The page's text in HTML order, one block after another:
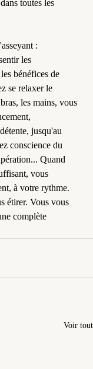
:
les
bénéfices de
se relaxer le
les mains, vous
jusqu'au
conscience du
Quand
vous
à votre rythme.
étirer. Vous vous
complète
Voir tout